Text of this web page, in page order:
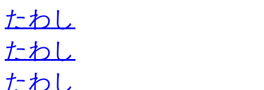
たわし
たわし
たわし